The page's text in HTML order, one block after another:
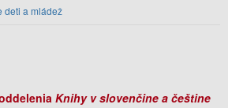
deti a mládež
Knihy v slovenčine a češtine